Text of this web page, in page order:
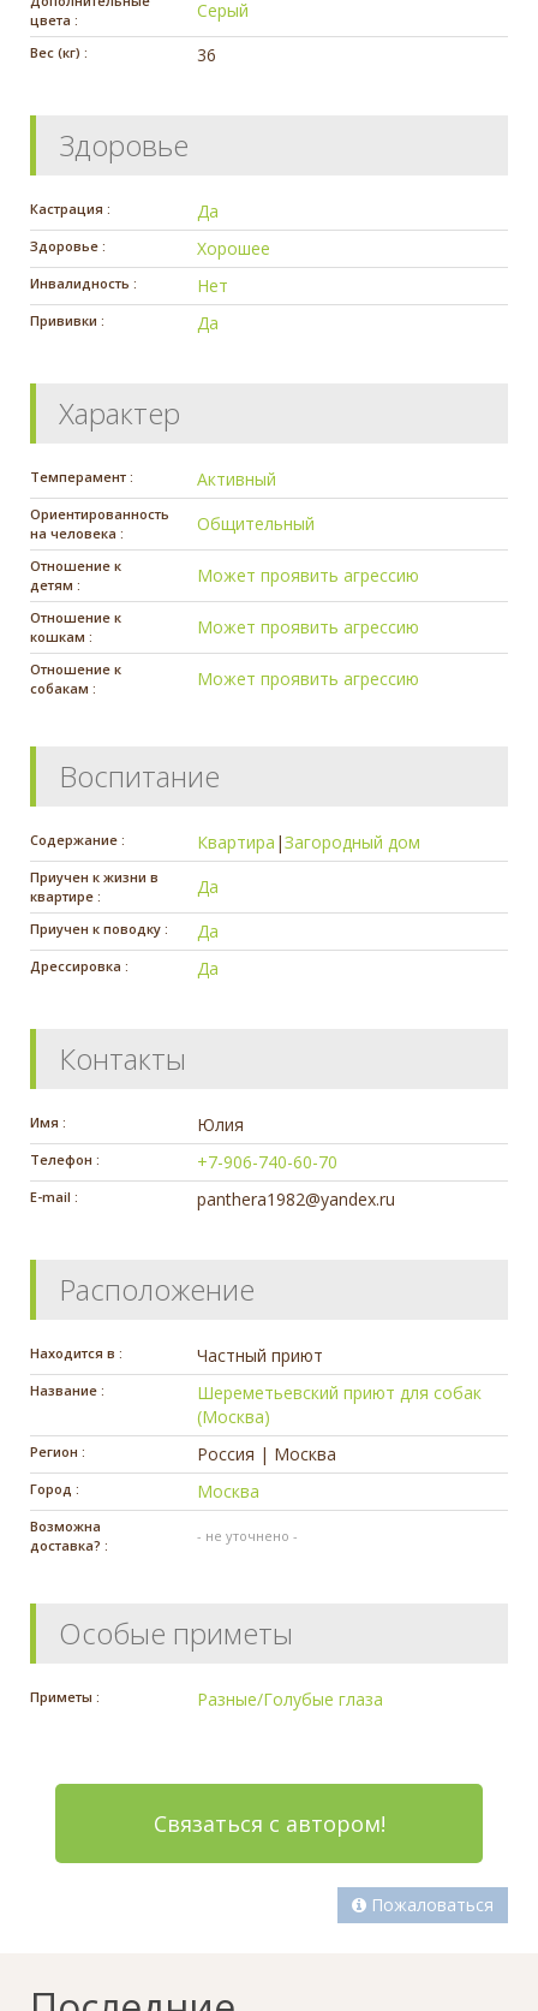
цвета :
Серый
Вес (кг) : 36
Здоровье
Кастрация : Да
Здоровье : Хорошее
Инвалидность : Нет
Прививки : Да
Характер
Темперамент : Активный
Ориентированность
на человека :
Общительный
Отношение к
детям :
Может проявить агрессию
Отношение к
кошкам :
Может проявить агрессию
Отношение к
собакам :
Может проявить агрессию
Воспитание
Содержание : Квартира |Загородный дом
Приучен к жизни в
квартире :
Да
Приучен к поводку : Да
Дрессировка : Да
Контакты
Имя : Юлия
Телефон : +7-906-740-60-70
E-mail : panthera1982@yandex.ru
Расположение
Находится в : Частный приют
Название :
Шереметьевский приют для собак
(Москва)
Регион : Россия | Москва
Город : Москва
Возможна
доставка? :
- не уточнено -
Особые приметы
Приметы : Разные/Голубые глаза
Связаться с автором!
Пожаловаться